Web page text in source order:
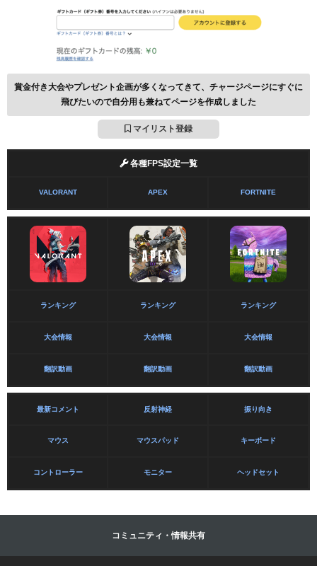
賞金付き大会やプレゼント企画が多くなってきて、チャージページにすぐに
飛びたいので自分用も兼ねてページを作成しました
マイリスト登録
各種FPS設定一覧
VALORANT APEX FORTNITE
ランキング ランキング ランキング
大会情報 大会情報 大会情報
翻訳動画 翻訳動画 翻訳動画
最新コメント 反射神経 振り向き
マウス マウスパッド キーボード
コントローラー モニター ヘッドセット
コミュニティ・情報共有